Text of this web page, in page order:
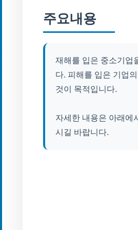
주요내용
재해를 입은 중소기업
다. 피해를 입은 기업
것이 목적입니다.
자세한 내용은 아래에
시길 바랍니다.